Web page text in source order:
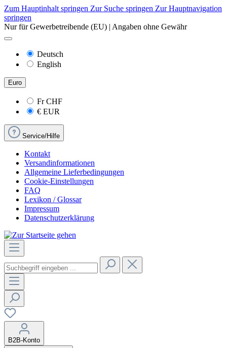
Zum Hauptinhalt springen Zur Suche springen Zur Hauptnavigation
springen
Nur für Gewerbetreibende (EU) | Angaben ohne Gewähr
Deutsch
English
Euro
FrCHF
€ EUR
Service/Hilfe
Kontakt
Versandinformationen
Allgemeine Lieferbedingungen
Cookie-Einstellungen
FAQ
Lexikon / Glossar
Impressum
Datenschutzerklärung
B2B-Konto